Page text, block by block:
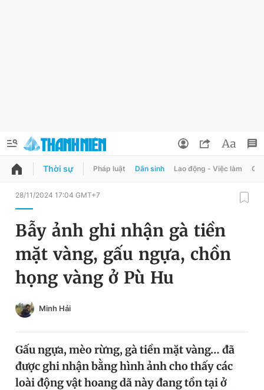
QUẢNG CÁO
Chuyên mục
Chuyên mục khác
Chào ngày mới
Tin thị trường Tin 360
Video Magazine
Đổi mật khẩu
Tin đã lưu
Tin đã xem
Thời sự Pháp luật Dân sinh Lao động - Việc làm
28/11/2024 17:04 GMT+7
Bẫy ảnh ghi nhận gà tiền
mặt vàng, gấu ngựa, chồn
họng vàng ở Pù Hu
Minh Hải
Gấu ngựa, mèo rừng, gà tiền mặt vàng… đã
được ghi nhận bằng hình ảnh cho thấy các
loài động vật hoang dã này đang tồn tại ở